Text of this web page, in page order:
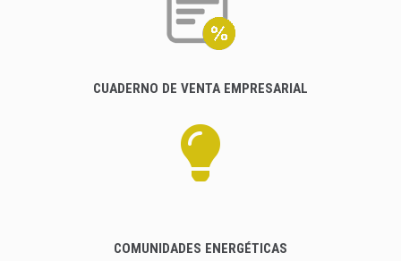
CUADERNO DE VENTA EMPRESARIAL
COMUNIDADES ENERGÉTICAS